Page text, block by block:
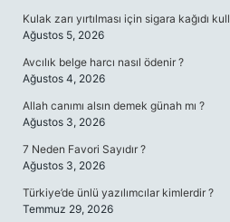
Kulak zarı yırtılması için sigara kağıdı
Ağustos 5, 2026
Avcılık belge harcı nasıl ödenir ?
Ağustos 4, 2026
Allah canımı alsın demek günah mı ?
Ağustos 3, 2026
7 Neden Favori Sayıdır ?
Ağustos 3, 2026
Türkiye’de ünlü yazılımcılar kimlerdir ?
Temmuz 29, 2026